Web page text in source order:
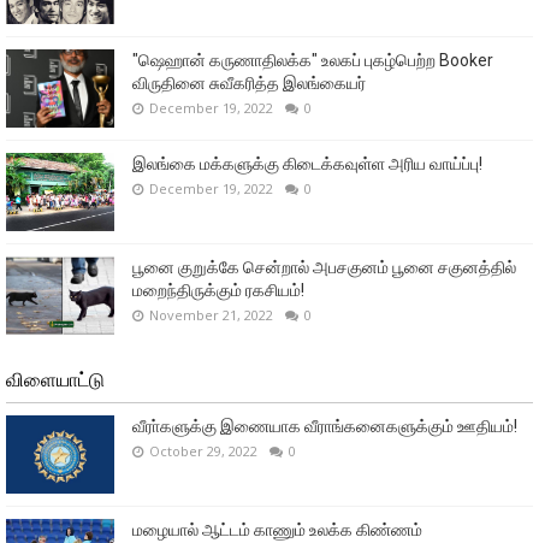
"ஷெஹான் கருணாதிலக்க" உலகப் புகழ்பெற்ற Booker
விருதினை சுவீகரித்த இலங்கையர்
December 19, 2022 0
இலங்கை மக்களுக்கு கிடைக்கவுள்ள அரிய வாய்ப்பு!
December 19, 2022 0
பூனை குறுக்கே சென்றால் அபசகுனம் பூனை சகுனத்தில்
மறைந்திருக்கும் ரகசியம்!
November 21, 2022 0
விளையாட்டு
வீரா்களுக்கு இணையாக வீராங்கனைகளுக்கும் ஊதியம்!
October 29, 2022 0
மழையால் ஆட்டம் காணும் உலக்க கிண்ணம்